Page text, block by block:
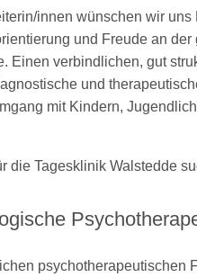
innen wünschen wir
und Freude an
Einen verbindlichen, gut
und
mit Kindern,
die Tagesklinik Walstedde
psychotherapeutischen